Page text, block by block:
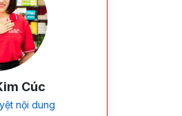
Cúc
nội dung